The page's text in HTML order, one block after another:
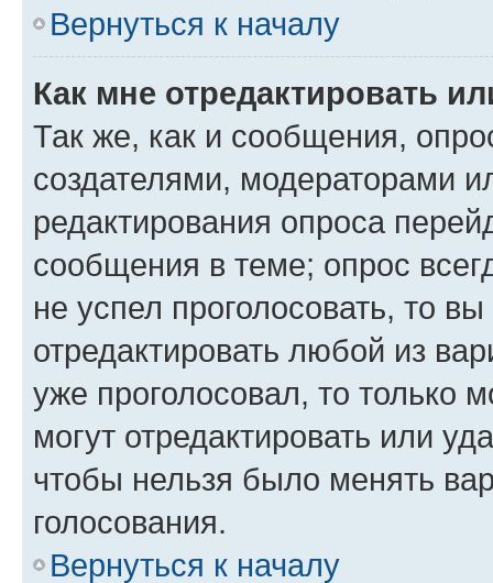
Вернуться к началу
Как мне отредактировать
Так же, как и сообщения,
создателями, модераторами
редактирования опроса
сообщения в теме; опрос
не успел проголосовать, то
отредактировать любой из
уже проголосовал, то только
могут отредактировать или
чтобы нельзя было менять
голосования.
Вернуться к началу